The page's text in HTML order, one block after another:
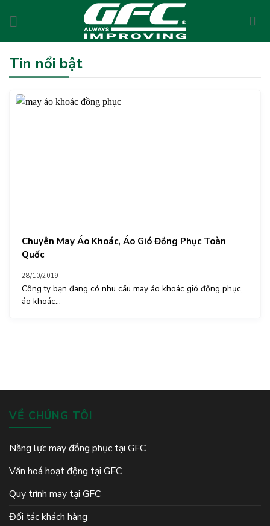
Tin nổi bật
Chuyên May Áo Khoác, Áo Gió Đồng Phục Toàn
Quốc
28/10/2019
Công ty bạn đang có nhu cầu may áo khoác gió đồng phục,
áo khoác...
VỀ CHÚNG TÔI
Năng lực may đồng phục tại GFC
Văn hoá hoạt động tại GFC
Quy trình may tại GFC
Đối tác khách hàng